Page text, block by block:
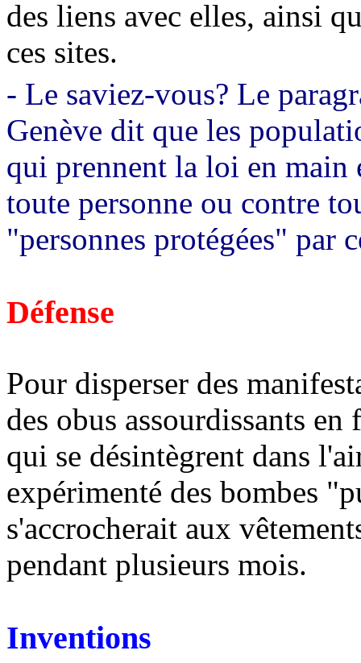
des liens avec elles, ainsi
ces sites.
- Le saviez-vous? Le
Genève dit que les
qui prennent la loi en
toute personne ou contre
"personnes protégées" par
Défense
Pour disperser des
des obus assourdissants en
qui se désintègrent dans
expérimenté des bombes
s'accrocherait aux
pendant plusieurs mois.
Inventions